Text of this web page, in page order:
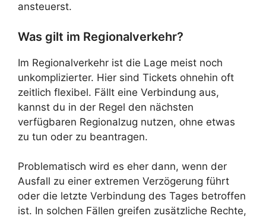
ansteuerst.
Was gilt im Regionalverkehr?
Im Regionalverkehr ist die Lage meist noch
unkomplizierter. Hier sind Tickets ohnehin oft
zeitlich flexibel. Fällt eine Verbindung aus,
kannst du in der Regel den nächsten
verfügbaren Regionalzug nutzen, ohne etwas
zu tun oder zu beantragen.
Problematisch wird es eher dann, wenn der
Ausfall zu einer extremen Verzögerung führt
oder die letzte Verbindung des Tages betroffen
ist. In solchen Fällen greifen zusätzliche Rechte,